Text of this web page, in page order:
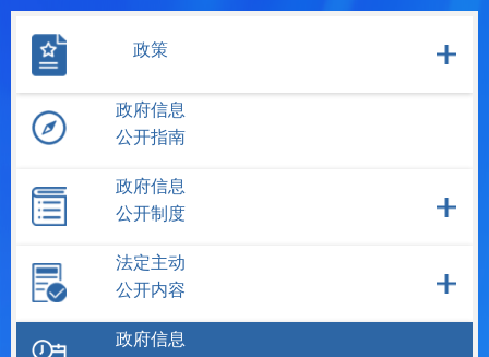
政策
政府信息
公开指南
政府信息
公开制度
法定主动
公开内容
政府信息